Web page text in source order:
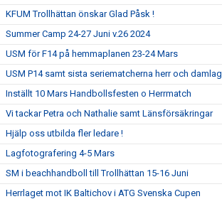
KFUM Trollhättan önskar Glad Påsk !
Summer Camp 24-27 Juni v.26 2024
USM för F14 på hemmaplanen 23-24 Mars
USM P14 samt sista seriematcherna herr och damlag
Inställt 10 Mars Handbollsfesten o Herrmatch
Vi tackar Petra och Nathalie samt Länsförsäkringar
Hjälp oss utbilda fler ledare !
Lagfotografering 4-5 Mars
SM i beachhandboll till Trollhättan 15-16 Juni
Herrlaget mot IK Baltichov i ATG Svenska Cupen